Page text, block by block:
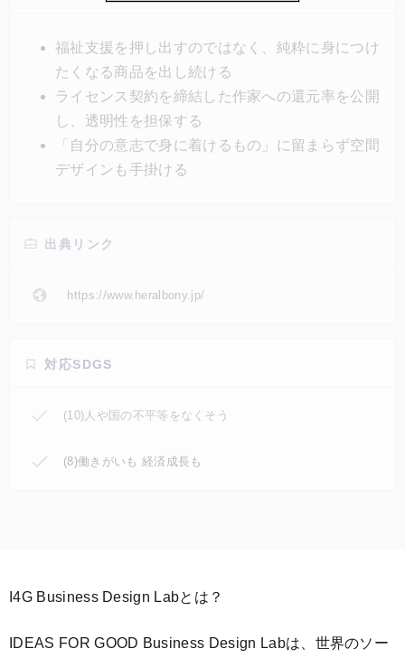
を広げている。福祉支援ではなく、すでにある「尊敬
されるべきアートの才能」を、ブランドを使ってもっ
と広げていきたいという想いで活動している。
福祉支援を押し出すのではなく、純粋に身につけ
たくなる商品を出し続ける
ライセンス契約を締結した作家への還元率を公開
し、透明性を担保する
「自分の意志で身に着けるもの」に留まらず空間
デザインも手掛ける
出典リンク
https://www.heralbony.jp/
対応SDGS
(10)人や国の不平等をなくそう
(8)働きがいも 経済成長も
I4G Business Design Labとは？
IDEAS FOR GOOD Business Design Labは、世界のソー